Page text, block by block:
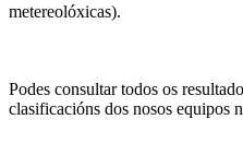
metereolóxicas).
Podes consultar todos os
clasificacións dos nosos equipos